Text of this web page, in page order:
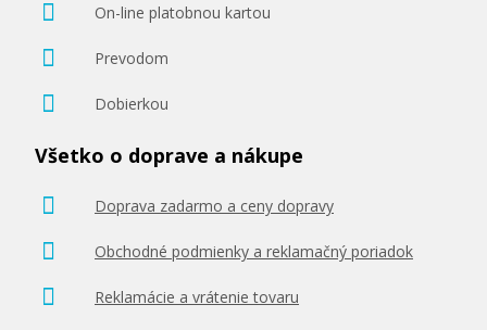
Brother TN-329M (Purpurový)
230,90 €
On-line platobnou kartou
Prevodom
Dobierkou
Všetko o doprave a nákupe
Doprava zadarmo a ceny dopravy
Obchodné podmienky a reklamačný poriadok
Reklamácie a vrátenie tovaru